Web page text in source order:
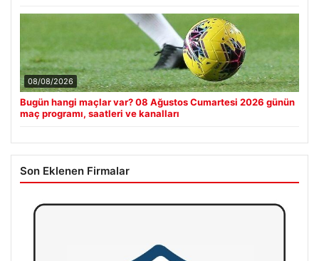
08/08/2026
Bugün hangi maçlar var? 08 Ağustos Cumartesi 2026 günün
maç programı, saatleri ve kanalları
Son Eklenen Firmalar